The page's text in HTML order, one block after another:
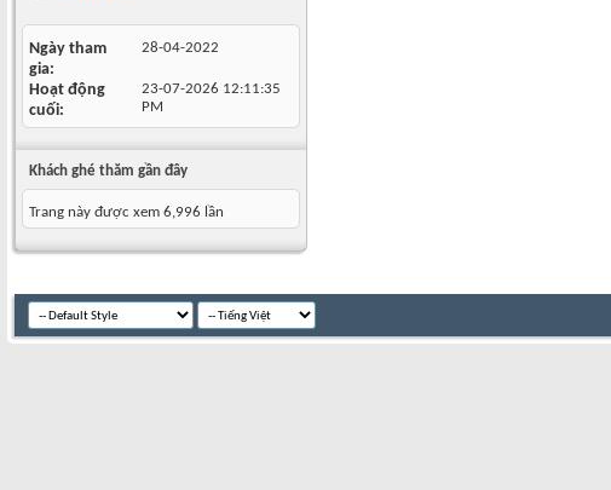
Ngày tham
gia
28-04-2022
Hoạt động
cuối
23-07-2026 12:11:35
PM
Khách ghé thăm gần đây
Trang này được xem 6,996 lần